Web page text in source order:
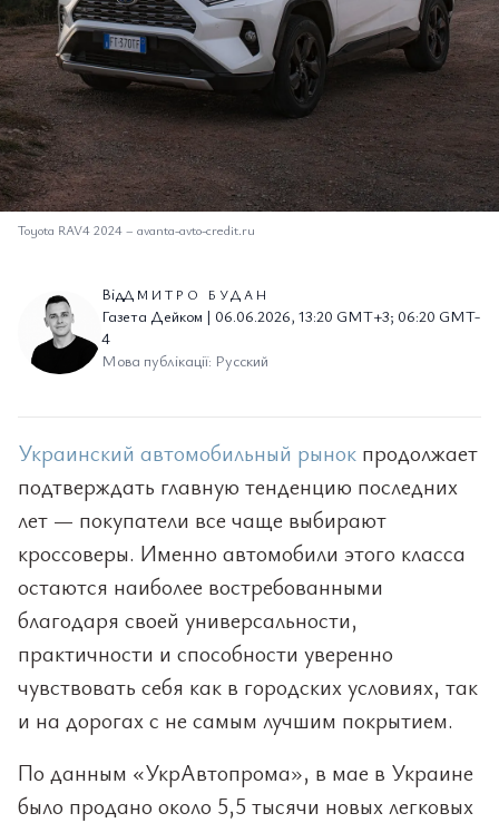
Toyota RAV4 2024– avanta-avto-credit.ru
ВідДМИТРО БУДАН
Газета Дейком | 06.06.2026, 13:20 GMT+3; 06:20 GMT-
4
Мова публікації: Русский
Украинский автомобильный рынок продолжает
подтверждать главную тенденцию последних
лет — покупатели все чаще выбирают
кроссоверы. Именно автомобили этого класса
остаются наиболее востребованными
благодаря своей универсальности,
практичности и способности уверенно
чувствовать себя как в городских условиях, так
и на дорогах с не самым лучшим покрытием.
По данным «УкрАвтопрома», в мае в Украине
было продано около 5,5 тысячи новых легковых